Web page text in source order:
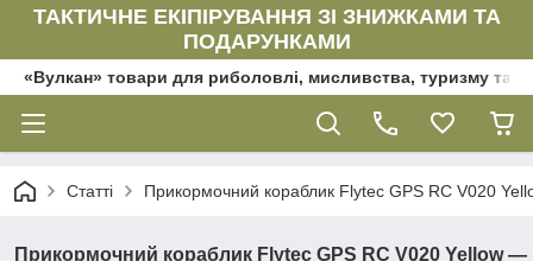
ТАКТИЧНЕ ЕКІПІРУВАННЯ ЗІ ЗНИЖКАМИ ТА
ПОДАРУНКАМИ
«Вулкан» товари для риболовлі, мисливства, туризму та
Статті Прикормочний кораблик Flytec GPS RC V020
Прикормочний кораблик Flytec GPS RC V020 Yellow —